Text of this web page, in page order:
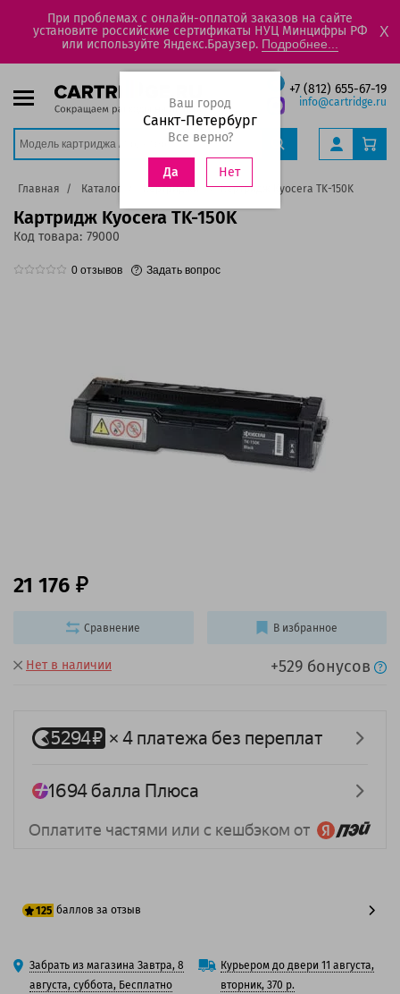
При проблемах с онлайн-оплатой заказов на сайте
установите российские сертификаты НУЦ Минцифры РФ
или используйте Яндекс.Браузер. Подробнее...
X
+7 (812) 655-67-19
info@cartridge.ru
Ваш город
Санкт-Петербург
Все верно?
Да Нет
Главная Каталог Картриджи Картридж Kyocera TK-150K
Картридж Kyocera TK-150K
Код товара: 79000
0 отзывов Задать вопрос
Нет в наличии +529 бонусов
21 176
125 баллов за отзыв
100 баллов
125 баллов
Забрать из магазина Завтра, 8
августа, суббота, Бесплатно
Курьером до двери 11 августа,
вторник, 370 р.
Сравнение В избранное